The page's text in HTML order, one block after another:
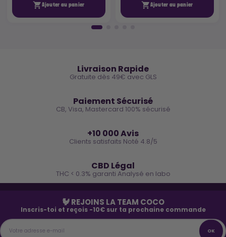
Ajouter au panier Ajouter au panier
Livraison Rapide
Gratuite dès 49€ avec GLS
Paiement Sécurisé
CB, Visa, Mastercard 100% sécurisé
+10 000 Avis
Clients satisfaits Noté 4.8/5
CBD Légal
THC < 0.3% garanti Analysé en labo
🐓 REJOINS LA TEAM COCO
Inscris-toi et reçois -10€ sur ta prochaine commande